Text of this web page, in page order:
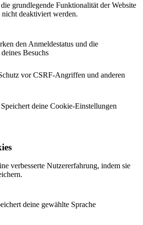
grundlegende Funktionalität der Website
deaktiviert werden.
den Anmeldestatus und die
Besuchs
vor CSRF-Angriffen und anderen
Speichert deine Cookie-Einstellungen
verbesserte Nutzererfahrung, indem sie
deine gewählte Sprache